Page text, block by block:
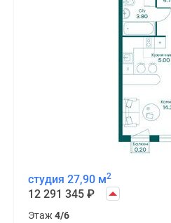
студия 27,90 м2
12 291 345 ₽
Этаж 4/6